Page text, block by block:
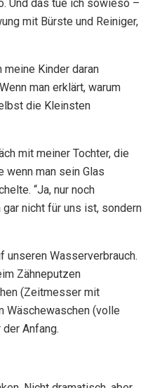
Und das tue ich sowieso –
mit Bürste und Reiniger,
meine Kinder daran
man erklärt, warum
die Kleinsten
mit meiner Tochter, die
wenn man sein Glas
“Ja, nur noch
nicht für uns ist, sondern
unseren Wasserverbrauch.
Zähneputzen
(Zeitmesser mit
Wäschewaschen (volle
Anfang.